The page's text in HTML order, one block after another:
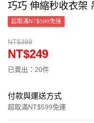
巧巧 伸縮秒收衣架
超取滿NT$599免運
NT$389
NT$249
已賣出：20件
付款與運送方式
超取滿NT$599免運